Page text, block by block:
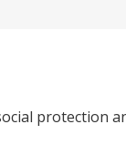
protection